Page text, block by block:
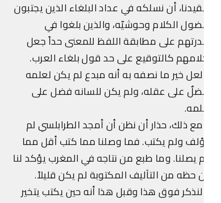
أن نسلكه في عداد البلغاء الذين يجتبون
الكلام وحوشيّه، والذين بلغوا في
على مطابقة اللفظ للمعنى حداً جعل
كالتوقيع على حد قول بلغاء العرب.
خير ما نصفه به أنه مبدع لم يكن لعلمه
على عقله، ولم يكن للسانه فضل على
ذلك، حذار أن نظن أن أمجد الطرابلسي لم
ولم يكتب. فما وصلنا مما كتب أقل مما
يصلنا. وما طبع من نتاجه في المغرب يؤكد لنا
حظه من التآليف المكتوبة لم يكن قليلاً.
فوق هذا وقبل هذا أنه حين يكتب يتخير